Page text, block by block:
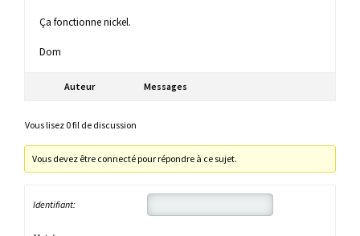
Ça fonctionne nickel.
Dom
Auteur Messages
Vous lisez 0 fil de discussion
Vous devez être connecté pour répondre à ce sujet.
Identifiant: